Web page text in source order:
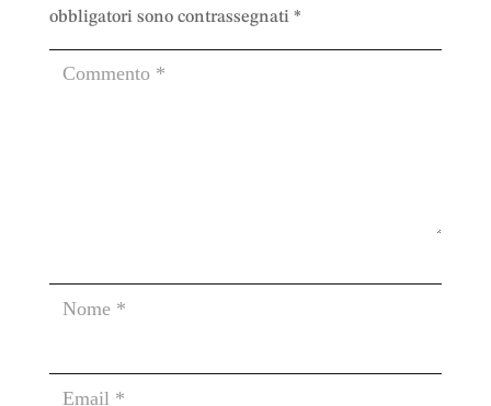
obbligatori sono contrassegnati *